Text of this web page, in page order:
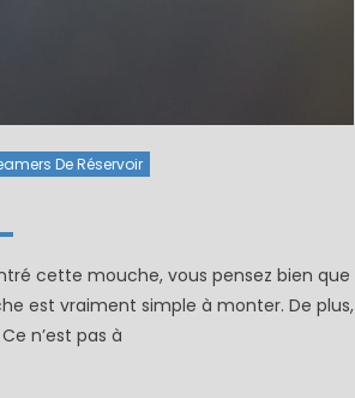
De Réservoir
cette mouche, vous pensez bien que
est vraiment simple à monter. De plus,
n’est pas à